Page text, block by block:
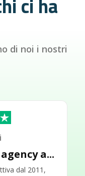
ci ha
di noi i nostri
a...